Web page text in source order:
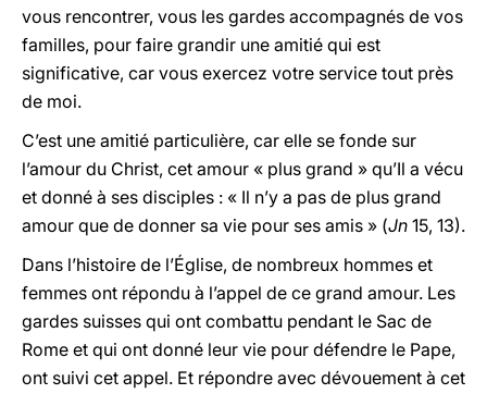
vous rencontrer, vous les gardes accompagnés de vos
familles, pour faire grandir une amitié qui est
significative, car vous exercez votre service tout près
de moi.
C’est une amitié particulière, car elle se fonde sur
l’amour du Christ, cet amour « plus grand » qu’Il a vécu
et donné à ses disciples : « Il n’y a pas de plus grand
amour que de donner sa vie pour ses amis » (Jn 15, 13).
Dans l’histoire de l’Église, de nombreux hommes et
femmes ont répondu à l’appel de ce grand amour. Les
gardes suisses qui ont combattu pendant le Sac de
Rome et qui ont donné leur vie pour défendre le Pape,
ont suivi cet appel. Et répondre avec dévouement à cet